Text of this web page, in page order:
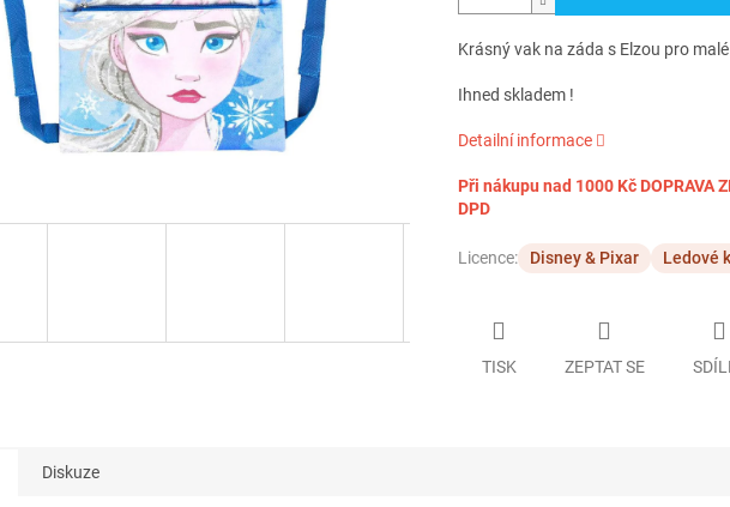
Krásný vak na záda s Elzou pro
Ihned skladem !
Detailní informace
Při nákupu nad 1000 Kč DOPRAVA
DPD
Licence: Disney & Pixar Ledové
TISK ZEPTAT SE
Diskuze